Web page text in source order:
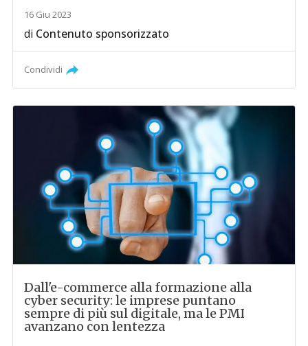
16 Giu 2023
di Contenuto sponsorizzato
Condividi
Dall'e-commerce alla formazione alla
cyber security: le imprese puntano
sempre di più sul digitale, ma le PMI
avanzano con lentezza